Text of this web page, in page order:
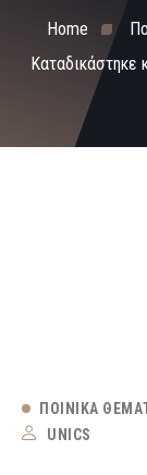
Home
Καταδικάστηκε
ΠΟΙΝΙΚΆ
UNICS